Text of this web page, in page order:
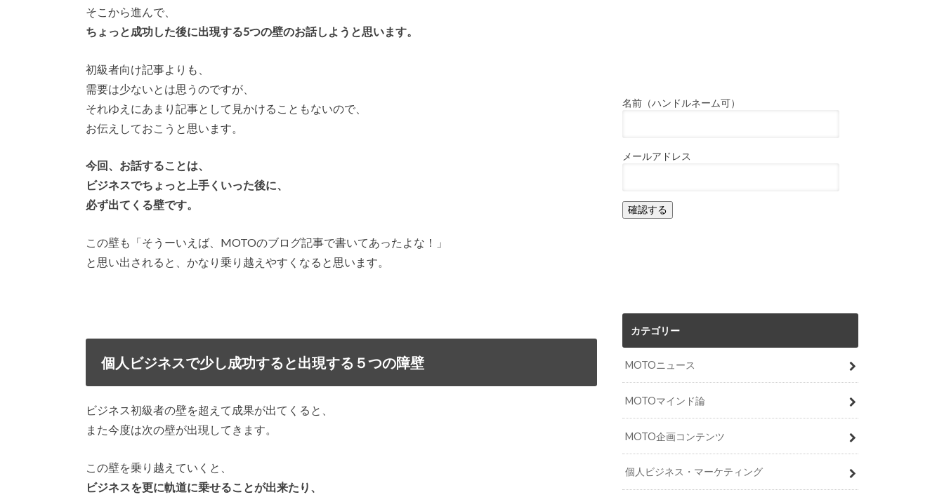
そこから進んで、
ちょっと成功した後に出現する5つの壁のお話しようと思います。
初級者向け記事よりも、
需要は少ないとは思うのですが、
それゆえにあまり記事として見かけることもないので、
お伝えしておこうと思います。
今回、お話することは、
ビジネスでちょっと上手くいった後に、
必ず出てくる壁です。
この壁も「そうーいえば、MOTOのブログ記事で書いてあったよな！」
と思い出されると、かなり乗り越えやすくなると思います。
個人ビジネスで少し成功すると出現する５つの障壁
ビジネス初級者の壁を超えて成果が出てくると、
また今度は次の壁が出現してきます。
この壁を乗り越えていくと、
ビジネスを更に軌道に乗せることが出来たり、
名前（ハンドルネーム可）
メールアドレス
カテゴリー
MOTOニュース
MOTOマインド論
MOTO企画コンテンツ
個人ビジネス・マーケティング